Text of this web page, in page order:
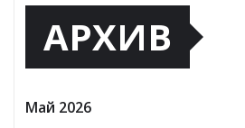
АРХИВ
Май 2026